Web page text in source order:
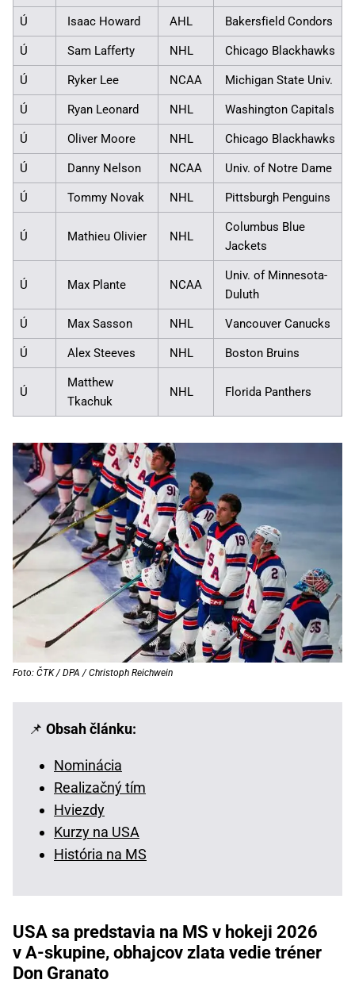
Ú Isaac Howard AHL Bakersfield Condors
Ú Sam Lafferty NHL Chicago Blackhawks
Ú Ryker Lee NCAA Michigan State Univ.
Ú Ryan Leonard NHL Washington Capitals
Ú Oliver Moore NHL Chicago Blackhawks
Ú Danny Nelson NCAA Univ. of Notre Dame
Ú Tommy Novak NHL Pittsburgh Penguins
Ú Mathieu Olivier NHL
Columbus Blue
Jackets
Ú Max Plante NCAA
Univ. of Minnesota-
Duluth
Ú Max Sasson NHL Vancouver Canucks
Ú Alex Steeves NHL Boston Bruins
Ú
Matthew
Tkachuk
NHL Florida Panthers
Foto: ČTK / DPA / Christoph Reichwein
📌 Obsah článku:
Nominácia
Realizačný tím
Hviezdy
Kurzy na USA
História na MS
USA sa predstavia na MS v hokeji 2026
v A-skupine, obhajcov zlata vedie tréner
Don Granato